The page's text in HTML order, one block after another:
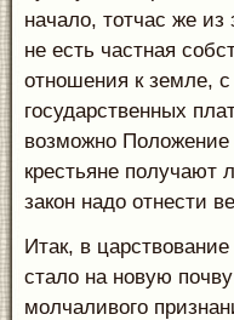
начало, тотчас же из
не есть частная
отношения к земле,
государственных
возможно Положение
крестьяне получают
закон надо отнести
Итак, в
стало на новую
молчаливого